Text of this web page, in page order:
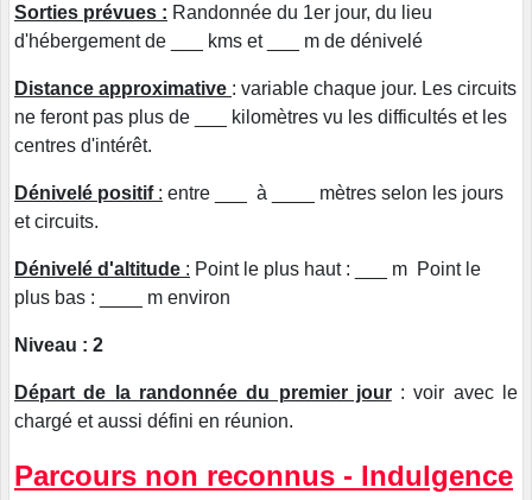
Sorties prévues : Randonnée du 1er jour, du lieu
d'hébergement de ___ kms et ___ m de dénivelé
Distance approximative : variable chaque jour. Les circuits
ne feront pas plus de ___ kilomètres vu les difficultés et les
centres d'intérêt.
Dénivelé positif : entre ___ à ____ mètres selon les jours
et circuits.
Dénivelé d'altitude : Point le plus haut : ___ m Point le
plus bas : ____ m environ
Niveau : 2
Départ de la randonnée du premier jour: voir avec le
chargé et aussi défini en réunion.
Parcours non reconnus - Indulgence